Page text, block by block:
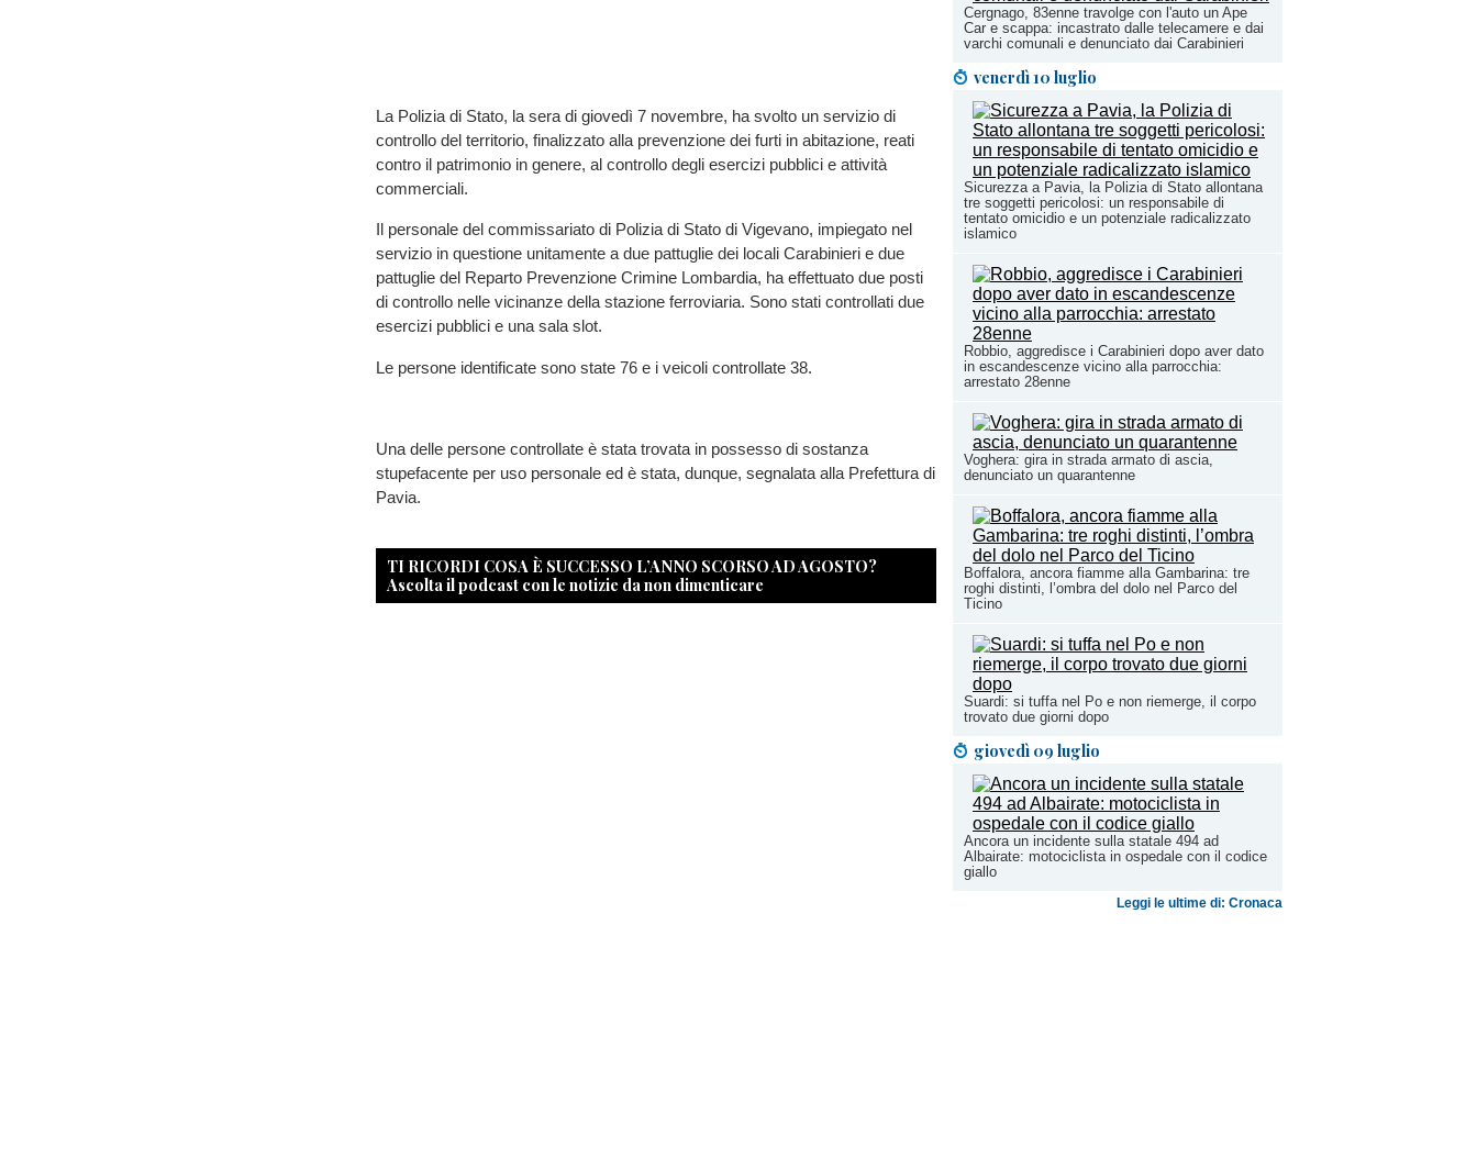
Cergnago, 83enne travolge con l'auto un Ape
Car e scappa: incastrato dalle telecamere e dai
varchi comunali e denunciato dai Carabinieri
venerdì 10 luglio
Sicurezza a Pavia, la Polizia di Stato allontana
tre soggetti pericolosi: un responsabile di
tentato omicidio e un potenziale radicalizzato
islamico
Robbio, aggredisce i Carabinieri dopo aver dato
in escandescenze vicino alla parrocchia:
arrestato 28enne
Voghera: gira in strada armato di ascia,
denunciato un quarantenne
Boffalora, ancora fiamme alla Gambarina: tre
roghi distinti, l’ombra del dolo nel Parco del
Ticino
Suardi: si tuffa nel Po e non riemerge, il corpo
trovato due giorni dopo
giovedì 09 luglio
Ancora un incidente sulla statale 494 ad
Albairate: motociclista in ospedale con il codice
giallo
Leggi le ultime di: Cronaca
La Polizia di Stato, la sera di giovedì 7 novembre, ha svolto un servizio di
controllo del territorio, finalizzato alla prevenzione dei furti in abitazione, reati
contro il patrimonio in genere, al controllo degli esercizi pubblici e attività
commerciali.
Il personale del commissariato di Polizia di Stato di Vigevano, impiegato nel
servizio in questione unitamente a due pattuglie dei locali Carabinieri e due
pattuglie del Reparto Prevenzione Crimine Lombardia, ha effettuato due posti
di controllo nelle vicinanze della stazione ferroviaria. Sono stati controllati due
esercizi pubblici e una sala slot.
Le persone identificate sono state 76 e i veicoli controllate 38.
Una delle persone controllate è stata trovata in possesso di sostanza
stupefacente per uso personale ed è stata, dunque, segnalata alla Prefettura di
Pavia.
TI RICORDI COSA È SUCCESSO L’ANNO SCORSO AD AGOSTO?
Ascolta il podcast con le notizie da non dimenticare